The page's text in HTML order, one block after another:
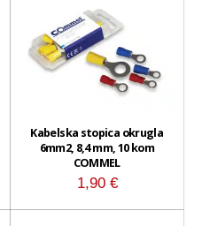
Kabelska stopica okrugla
6mm2, 8,4 mm, 10 kom
COMMEL
1,90 €